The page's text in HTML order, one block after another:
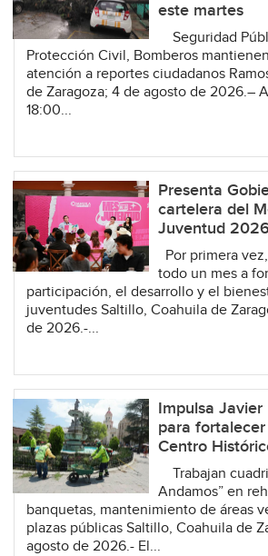
este martes
Seguridad
Protección Civil, Bomberos
atención a reportes ciudadanos
de Zaragoza; 4 de agosto de 2026.–
18:00...
Presenta
cartelera del
Juventud 2026
Por primera
todo un mes a
participación, el desarrollo y el
juventudes Saltillo, Coahuila de
de 2026.-...
Impulsa
para
Centro
Trabajan
Andamos” en
banquetas, mantenimiento de áreas
plazas públicas Saltillo, Coahuila de
agosto de 2026.- El...